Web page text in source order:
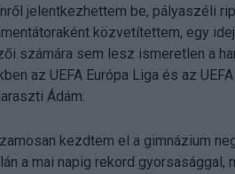
jelentkezhettem be, pályaszéli
közvetítettem, egy
számára sem lesz ismeretlen a
az UEFA Európa Liga és az
Ádám.
kezdtem el a gimnázium
a mai napig rekord